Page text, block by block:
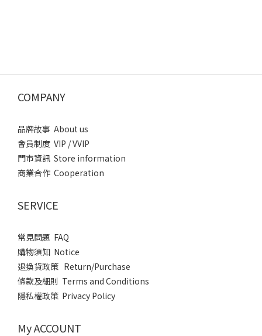
COMPANY
品牌故事 About us
會員制度 VIP / VVIP
門市資訊 Store information
商業合作 Cooperation
SERVICE
常見問題 FAQ
購物須知 Notice
退換貨政策 Return/Purchase
條款及細則 Terms and Conditions
隱私權政策 Privacy Policy
My ACCOUNT